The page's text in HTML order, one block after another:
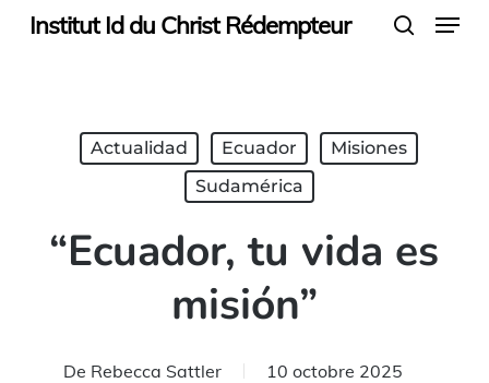
SkipInstitut Id du Christ Rédempteur Menu
Actualidad Ecuador
Misiones
Sudamérica
“Ecuador, tu vida es
misión”
De Rebecca Sattler 10 octobre 2025